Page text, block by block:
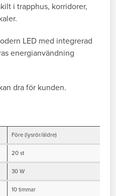
i trapphus, korridorer,
LED med integrerad
energianvändning
dra för kunden.
Före (lysrör/äldre)
20 st
30 W
10 timmar